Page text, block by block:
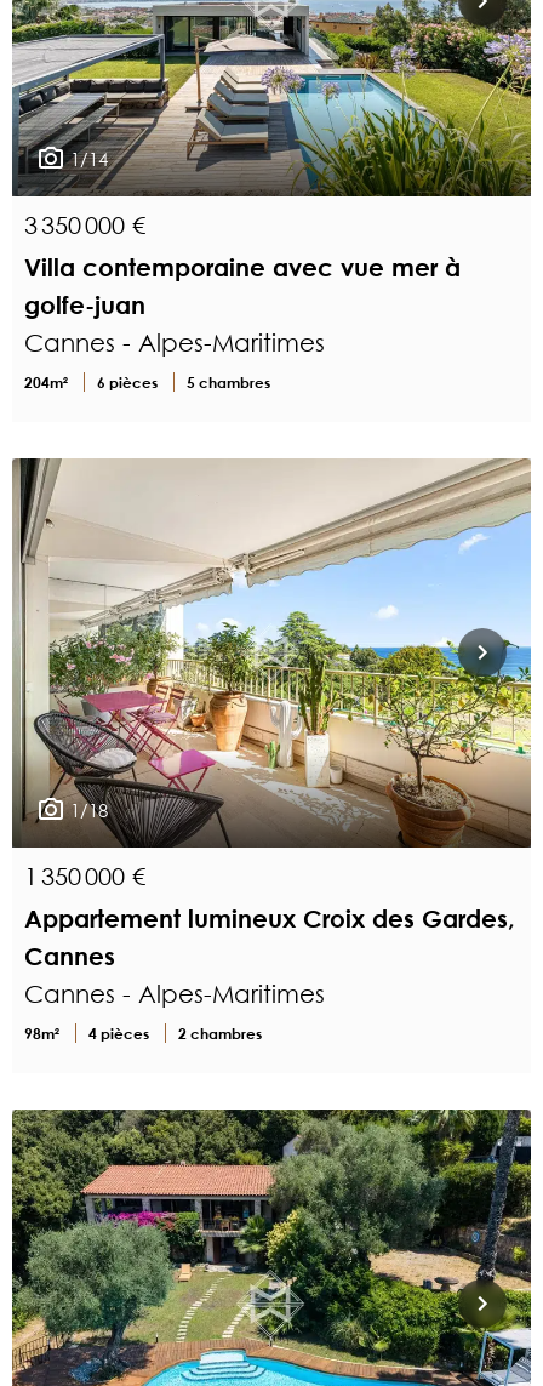
1/14
3 350 000 €
Villa contemporaine avec vue mer à
golfe-juan
Cannes - Alpes-Maritimes
204m² 6 pièces 5 chambres
1/18
1 350 000 €
Appartement lumineux Croix des Gardes,
Cannes
Cannes - Alpes-Maritimes
98m² 4 pièces 2 chambres